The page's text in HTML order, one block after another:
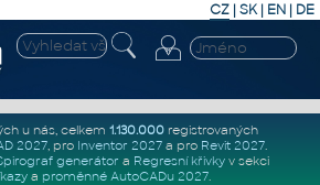
CZ | SK| EN | DE
u nás, celkem 1.130.000registrovaných
2027, pro Inventor 2027a pro Revit 2027.
generátor a Regresní křivkyv sekci
a proměnné AutoCADu 2027.